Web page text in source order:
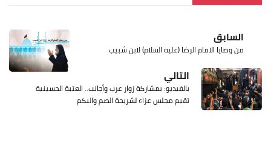
السابق
من وصايا الامام الرضا (عليه السلام) لابن شبيب
التالي
بالفيديو: بمشاركة زوار عرب وأجانب.. العتبة الحسينية
تقيم مجلس عزاء لشريحة الصم والبكم